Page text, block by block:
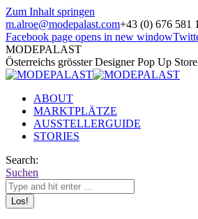
Zum Inhalt springen
m.alroe@modepalast.com+43 (0) 676 581
Facebook page opens in new window
MODEPALAST
Österreichs grösster Designer Pop Up Store
ABOUT
MARKTPLÄTZE
AUSSTELLERGUIDE
STORIES
Search:
Suchen